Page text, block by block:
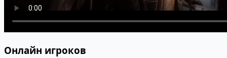
Онлайн игроков